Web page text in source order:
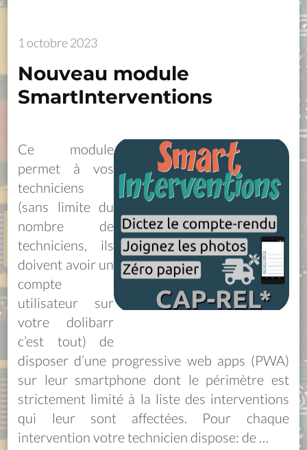
1 octobre 2023
Nouveau module
SmartInterventions
Ce module
permet à vos
techniciens
(sans limite du
nombre de
techniciens, ils
doivent avoir un
compte
utilisateur sur
votre dolibarr
c’est tout) de
disposer d’une progressive web apps (PWA)
sur leur smartphone dont le périmètre est
strictement limité à la liste des interventions
qui leur sont affectées. Pour chaque
intervention votre technicien dispose: de …